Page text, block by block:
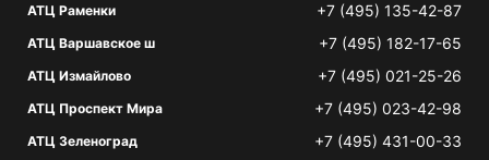
АТЦ Раменки +7 (495) 135-42-87
АТЦ Варшавское ш +7 (495) 182-17-65
АТЦ Измайлово +7 (495) 021-25-26
АТЦ Проспект Мира +7 (495) 023-42-98
АТЦ Зеленоград +7 (495) 431-00-33